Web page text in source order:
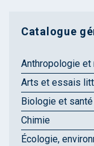
Catalogue
Anthropologie et
Arts et essais
Biologie et santé
Chimie
Écologie,